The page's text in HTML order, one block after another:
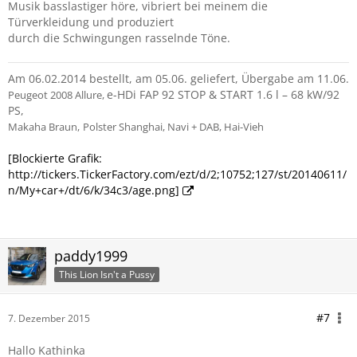
Musik basslastiger höre, vibriert bei meinem die
Türverkleidung und produziert
durch die Schwingungen rasselnde Töne.
Am 06.02.2014 bestellt, am 05.06. geliefert, Übergabe am 11.06.
Peugeot 2008 Allure,e-HDi FAP 92 STOP & START 1.6 l – 68 kW/92
PS,
Makaha Braun, Polster Shanghai, Navi + DAB, Hai-Vieh
[Blockierte Grafik:
http://tickers.TickerFactory.com/ezt/d/2;10752;127/st/20140611/
n/My+car+/dt/6/k/34c3/age.png]
paddy1999
This Lion Isn't a Pussy
7. Dezember 2015 #7
Hallo Kathinka